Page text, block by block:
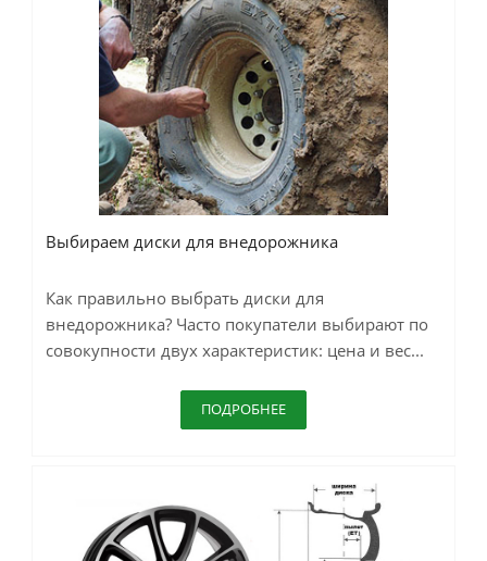
Выбираем диски для внедорожника
Как правильно выбрать диски для
внедорожника? Часто покупатели выбирают по
совокупности двух характеристик: цена и вес...
ПОДРОБНЕЕ